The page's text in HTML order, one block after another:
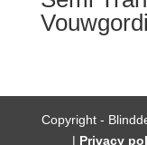
Copyright -
| Privacy